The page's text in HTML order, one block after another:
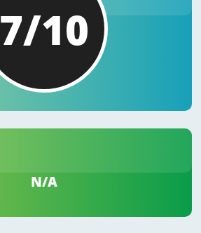
7/10
N/A